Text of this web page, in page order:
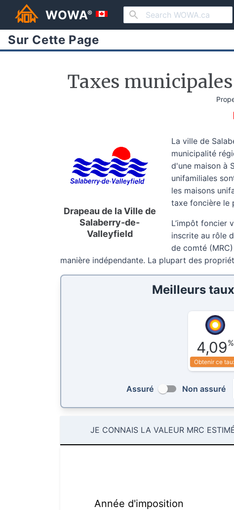
WOWA®
Sur Cette Page
Taxes
Drapeau de la Ville de
Salaberry-de-
Valleyfield
La ville de
municipalité
d'une maison à
unifamiliales
les maisons
taxe foncière le
L’impôt foncier
inscrite au rôle
de comté
manière indépendante. La plupart des
Meilleurs
4,09%
Obtenir ce
Assuré Non assuré
JE CONNAIS LA VALEUR MRC
Année d'imposition